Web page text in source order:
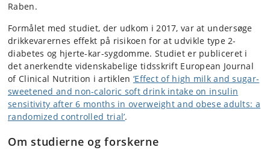
Raben.
Formålet med studiet, der udkom i 2017, var at undersøge
drikkevarernes effekt på risikoen for at udvikle type 2-
diabetes og hjerte-kar-sygdomme. Studiet er publiceret i
det anerkendte videnskabelige tidsskrift European Journal
of Clinical Nutrition i artiklen ‘Effect of high milk and sugar-
sweetened and non-caloric soft drink intake on insulin
sensitivity after 6 months in overweight and obese adults: a
randomized controlled trial’.
Om studierne og forskerne